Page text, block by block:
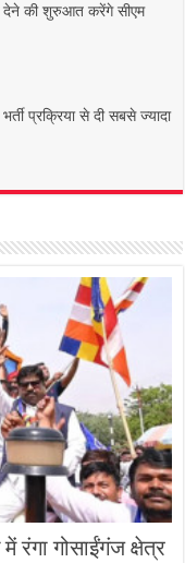
देने की शुरुआत करेंगे सीएम
प्रक्रिया से दी सबसे ज्यादा
रंगा गोसाईंगंज क्षेत्र